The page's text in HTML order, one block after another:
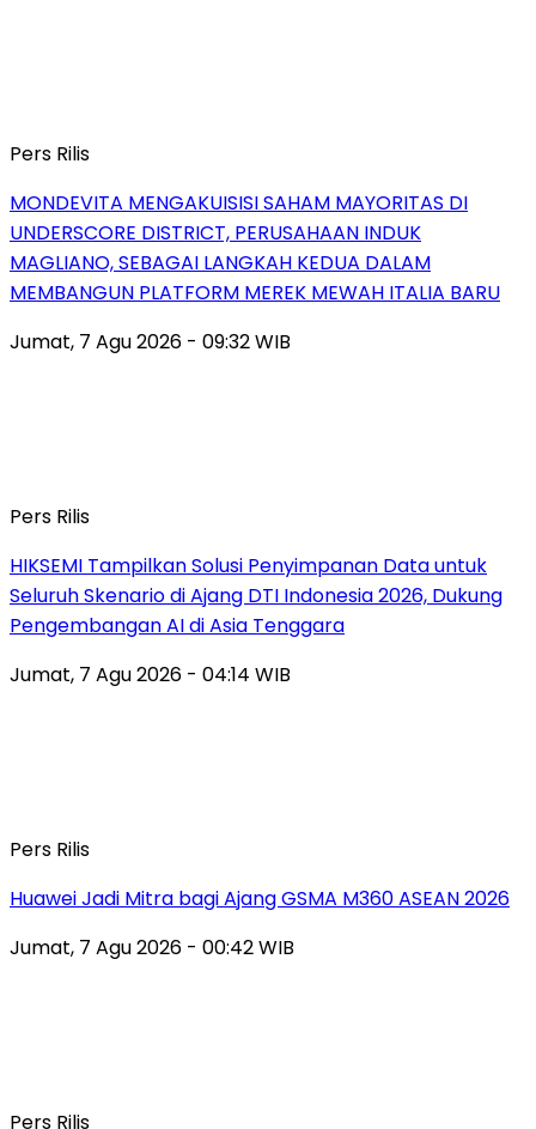
Pers Rilis
MONDEVITA MENGAKUISISI SAHAM MAYORITAS DI
UNDERSCORE DISTRICT, PERUSAHAAN INDUK
MAGLIANO, SEBAGAI LANGKAH KEDUA DALAM
MEMBANGUN PLATFORM MEREK MEWAH ITALIA BARU
Jumat, 7 Agu 2026 - 09:32 WIB
Pers Rilis
HIKSEMI Tampilkan Solusi Penyimpanan Data untuk
Seluruh Skenario di Ajang DTI Indonesia 2026, Dukung
Pengembangan AI di Asia Tenggara
Jumat, 7 Agu 2026 - 04:14 WIB
Pers Rilis
Huawei Jadi Mitra bagi Ajang GSMA M360 ASEAN 2026
Jumat, 7 Agu 2026 - 00:42 WIB
Pers Rilis